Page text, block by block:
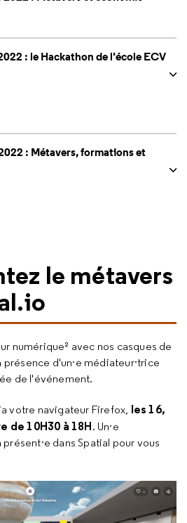
: le Hackathon de l'école ECV
: Métavers, formations et
le métavers
numérique² avec nos casques de
d'un·e médiateur·trice
de l'événement.
votre navigateur Firefox, les 16,
de 10H30 à 18H. Un·e
dans Spatial pour vous